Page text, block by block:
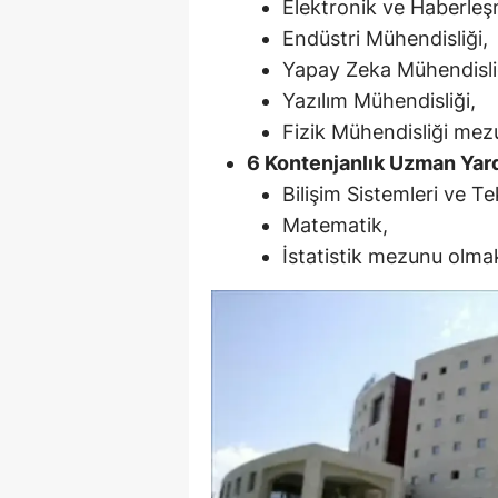
Elektronik ve
Endüstri Mühendisliği,
Yapay Zeka
Yazılım Mühendisliği,
Fizik Mühendisliği
6 Kontenjanlık Uzman
Bilişim Sistemleri ve
Matematik,
İstatistik mezunu